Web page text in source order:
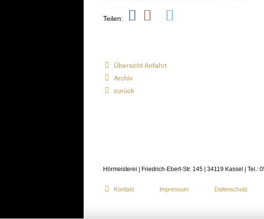
Teilen:
Übersicht Anfahrt
Archiv
zurück
Hörmeisterei | Friedrich-Ebert-Str. 145 | 34119 Kassel | Tel.:
Kontakt Impressum Datenschutz